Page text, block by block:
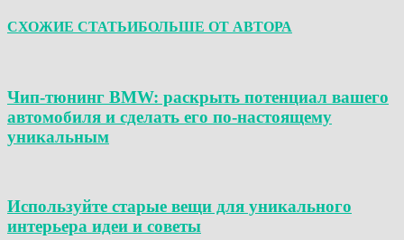
СХОЖИЕ СТАТЬИБОЛЬШЕ ОТ АВТОРА
Чип-тюнинг BMW: раскрыть потенциал вашего
автомобиля и сделать его по-настоящему
уникальным
Используйте старые вещи для уникального
интерьера идеи и советы